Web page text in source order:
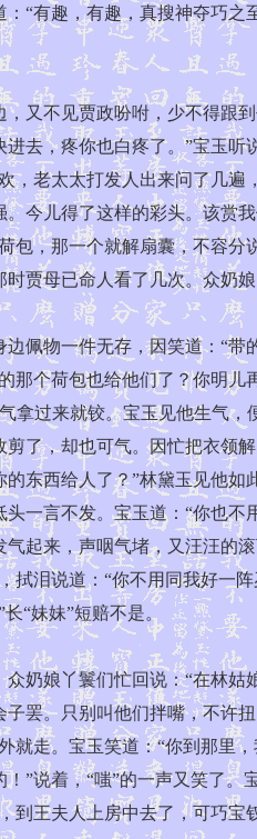
“有趣，有趣，真搜神夺巧之
不见贾政吩咐，少不得跟到
去，疼你也白疼了。”宝玉
，老太太打发人出来问了几
今儿得了这样的彩头。该赏
包，那一个就解扇囊，不容
贾母已命人看了几次。众奶
物一件无存，因笑道：“带
那个荷包也给他们了？你明
拿过来就铰。宝玉见他生气
了，却也可气。因忙把衣领
东西给人了？”林黛玉见他
一言不发。宝玉道：“你也
起来，声咽气堵，又汪汪的
拭泪说道：“你不用同我好一
“妹妹”短赔不是。
娘丫鬟们忙回说：“在林姑
罢。只别叫他们拌嘴，不许
就走。宝玉笑道：“你到那里
”说着，“嗤”的一声又笑了
到王夫人上房中去了，可巧宝